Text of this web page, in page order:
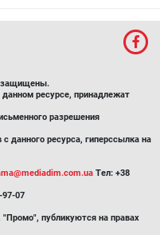
защищены.
ресурсе, принадлежат
разрешения
данного ресурса, гиперссылка на
Тел: +38
97-07
публикуются на правах